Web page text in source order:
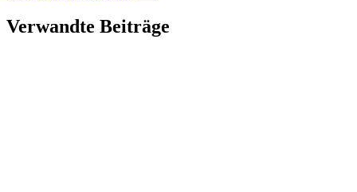
Verwandte Beiträge